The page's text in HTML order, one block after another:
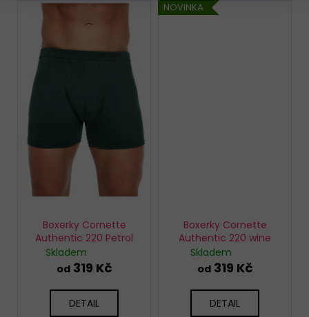
Boxerky Cornette
Authentic 220 Petrol
Skladem
od319 Kč
DETAIL
NOVINKA
Boxerky Cornette
Authentic 220 wine
Skladem
od319 Kč
DETAIL